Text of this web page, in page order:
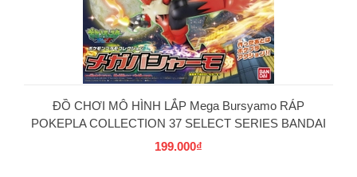
ĐỒ CHƠI MÔ HÌNH LẮP Mega Bursyamo RÁP
POKEPLA COLLECTION 37 SELECT SERIES BANDAI
199.000₫